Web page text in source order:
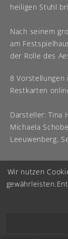
heiligen Stuhl
Nach seinem
am
der Rolle des
8 Vorstellungen
Restkarten
Darsteller: Tina
Michaela
Leeuwenberg,
Wir nutzen
gewährleisten.